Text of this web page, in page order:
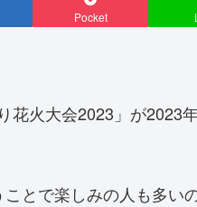
Pocket
花火大会2023」が2023
とで楽しみの人も多い